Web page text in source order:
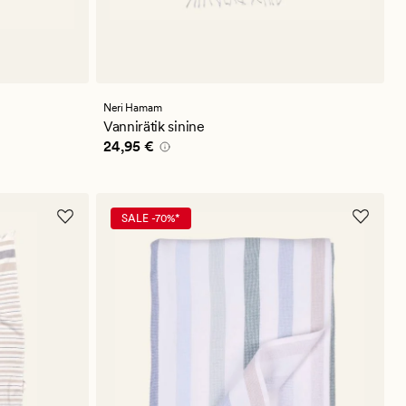
Neri Hamam
Vannirätik sinine
Pris_ee 24,95 €
24,95 €
SALE -70%*